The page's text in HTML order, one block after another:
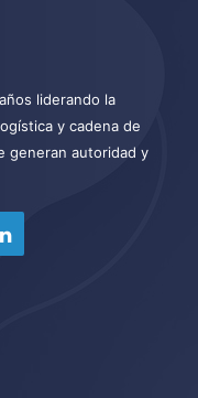
liderando la
y cadena de
generan autoridad y
LinkedIn